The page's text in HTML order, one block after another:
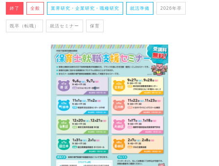
終了 全般 業界研究・企業研究・職種研究 就活準備 2026年卒
既卒（転職） 就活セミナー 保育